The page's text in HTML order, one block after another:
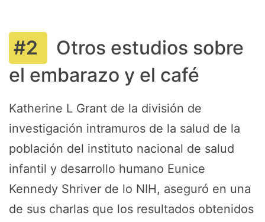
Otros estudios sobre
el embarazo y el café
Katherine L Grant de la división de
investigación intramuros de la salud de la
población del instituto nacional de salud
infantil y desarrollo humano Eunice
Kennedy Shriver de lo NIH, aseguró en una
de sus charlas que los resultados obtenidos